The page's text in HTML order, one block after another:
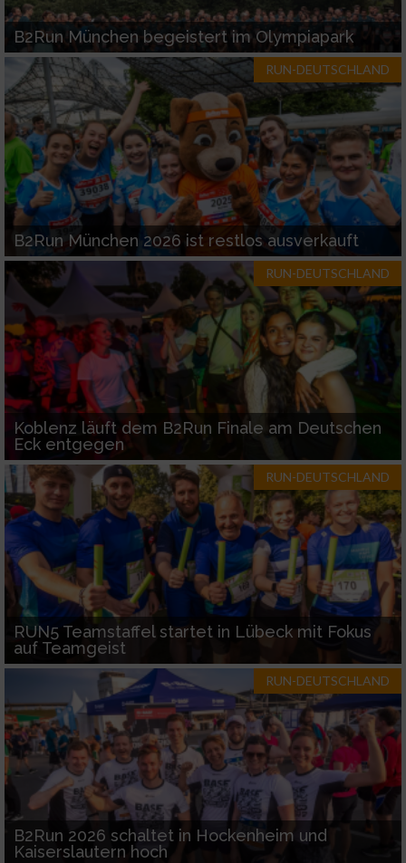
B2Run München begeistert im Olympiapark
RUN-DEUTSCHLAND
B2Run München 2026 ist restlos ausverkauft
RUN-DEUTSCHLAND
Koblenz läuft dem B2Run Finale am Deutschen
Eck entgegen
RUN-DEUTSCHLAND
RUN5 Teamstaffel startet in Lübeck mit Fokus
auf Teamgeist
RUN-DEUTSCHLAND
B2Run 2026 schaltet in Hockenheim und
Kaiserslautern hoch